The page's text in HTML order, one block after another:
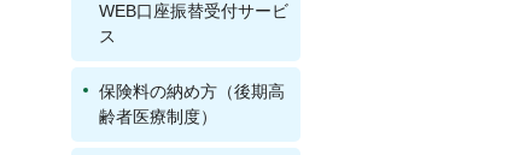
WEB口座振替受付サービ
ス
保険料の納め方（後期高
齢者医療制度）